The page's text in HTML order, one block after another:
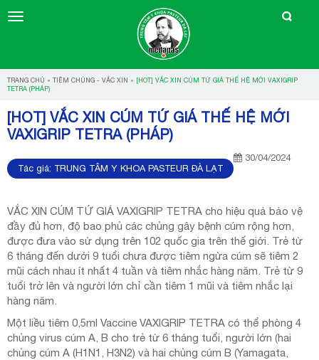
TRANG CHỦ » TIÊM CHỦNG - VẮC XIN » [HOT] VẮC XIN CÚM TỨ GIÁ THẾ HỆ MỚI VAXIGRIP
TETRA (PHÁP)
[HOT] VẮC XIN CÚM TỨ GIÁ THẾ HỆ MỚI
VAXIGRIP TETRA (PHÁP)
30/04/2024
Tác giả: TRUNG TÂM Y KHOA PASTEUR ĐÀ LẠT
VẮC XIN CÚM TỨ GIÁ VAXIGRIP TETRA cho hiệu quả bảo vệ
đầy đủ hơn, độ bao phủ các chủng gây bệnh cúm rộng hơn,
được đưa vào sử dụng trên 102 quốc gia trên thế giới. Trẻ từ
6 tháng đến dưới 9 tuổi chưa được tiêm ngừa cúm sẽ tiêm 2
mũi cách nhau ít nhất 4 tuần và tiêm nhắc hàng năm. Trẻ từ 9
tuổi trở lên và người lớn chỉ cần tiêm 1 mũi và tiêm nhắc lại
hàng năm.
Một liều tiêm 0,5ml Vaccine VAXIGRIP TETRA có thể phòng 4
chủng virus cúm A, B cho trẻ từ 6 tháng tuổi, người lớn (hai
chủng cúm A (H1N1, H3N2) và hai chủng cúm B (Yamagata,